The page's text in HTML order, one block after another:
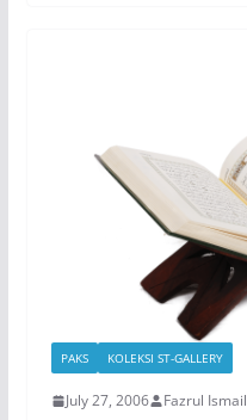
PAKS KOLEKSI ST-GALLERY
July 27, 2006 Fazrul Ismail